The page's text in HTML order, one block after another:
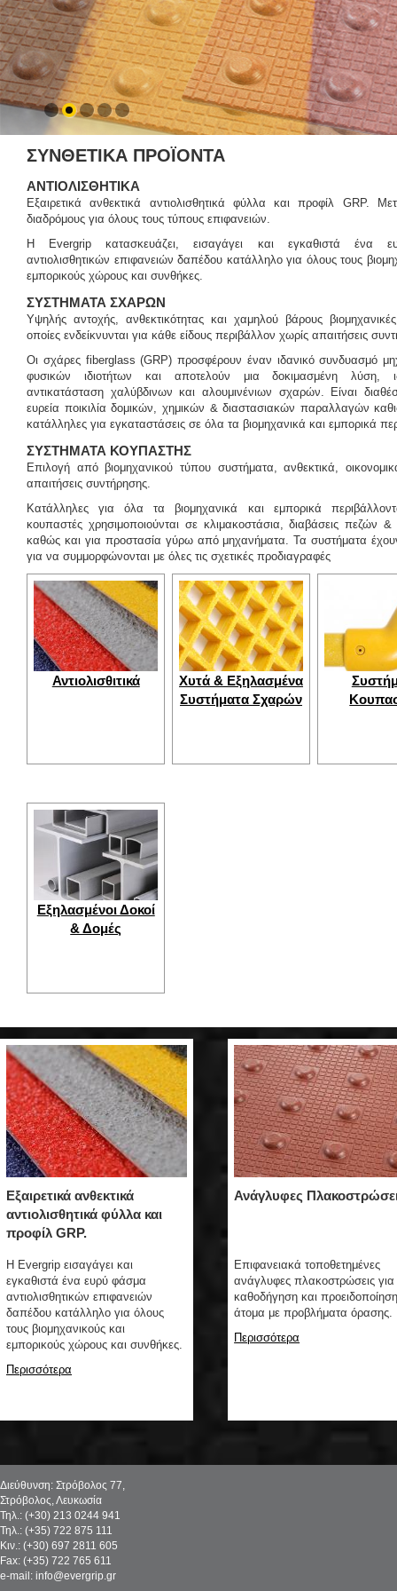
ΣΥΝΘΕΤΙΚΑ ΠΡΟΪΟΝΤΑ
ΑΝΤΙΟΛΙΣΘΗΤΙΚΑ
Εξαιρετικά ανθεκτικά αντιολισθητικά φύλλα και προφίλ GRP.
διαδρόμους για όλους τους τύπους επιφανειών.
Η Evergrip κατασκευάζει, εισαγάγει και εγκαθιστά ένα
αντιολισθητικών επιφανειών δαπέδου κατάλληλο για όλους τους
εμπορικούς χώρους και συνθήκες.
ΣΥΣΤΗΜΑΤΑ ΣΧΑΡΩΝ
Υψηλής αντοχής, ανθεκτικότητας και χαμηλού βάρους
οποίες ενδείκνυνται για κάθε είδους περιβάλλον χωρίς απαιτήσεις
Οι σχάρες fiberglass (GRP) προσφέρουν έναν ιδανικό συνδυασμό
φυσικών ιδιοτήτων και αποτελούν μια δοκιμασμένη λύση,
αντικατάσταση χαλύβδινων και αλουμινένιων σχαρών. Είναι
ευρεία ποικιλία δομικών, χημικών & διαστασιακών παραλλαγών
κατάλληλες για εγκαταστάσεις σε όλα τα βιομηχανικά και εμπορικά
ΣΥΣΤΗΜΑΤΑ ΚΟΥΠΑΣΤΗΣ
Επιλογή από βιομηχανικού τύπου συστήματα, ανθεκτικά,
απαιτήσεις συντήρησης.
Κατάλληλες για όλα τα βιομηχανικά και εμπορικά
κουπαστές χρησιμοποιούνται σε κλιμακοστάσια, διαβάσεις πεζών
καθώς και για προστασία γύρω από μηχανήματα. Τα συστήματα έχουν
για να συμμορφώνονται με όλες τις σχετικές προδιαγραφές
Αντιολισθιτικά
Χυτά & Εξηλασμένα
Συστήματα Σχαρών
Εξηλασμένοι Δοκοί
& Δομές
Εξαιρετικά ανθεκτικά
αντιολισθητικά φύλλα και
προφίλ GRP.
Η Evergrip εισαγάγει και
εγκαθιστά ένα ευρύ φάσμα
αντιολισθητικών επιφανειών
δαπέδου κατάλληλο για όλους
τους βιομηχανικούς και
εμπορικούς χώρους και συνθήκες.
Περισσότερα
Ανάγλυφες
Επιφανειακά τοποθετημένες
ανάγλυφες πλακοστρώσεις για
καθοδήγηση και
άτομα με προβλήματα όρασης.
Περισσότερα
Διεύθυνση: Στρόβολος 77,
Στρόβολος, Λευκωσία
Τηλ.: (+30) 213 0244 941
Τηλ.: (+35) 722 875 111
Κιν.: (+30) 697 2811 605
Fax: (+35) 722 765 611
e-mail: info@evergrip.gr